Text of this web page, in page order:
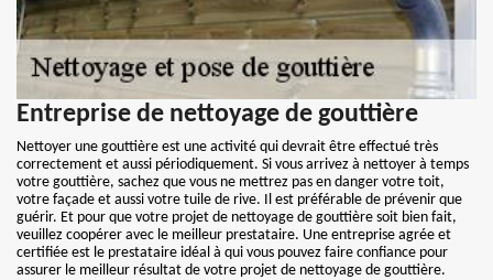
Entreprise de nettoyage de gouttière
Nettoyer une gouttière est une activité qui devrait être effectué très
correctement et aussi périodiquement. Si vous arrivez à nettoyer à temps
votre gouttière, sachez que vous ne mettrez pas en danger votre toit,
votre façade et aussi votre tuile de rive. Il est préférable de prévenir que
guérir. Et pour que votre projet de nettoyage de gouttière soit bien fait,
veuillez coopérer avec le meilleur prestataire. Une entreprise agrée et
certifiée est le prestataire idéal à qui vous pouvez faire confiance pour
assurer le meilleur résultat de votre projet de nettoyage de gouttière.